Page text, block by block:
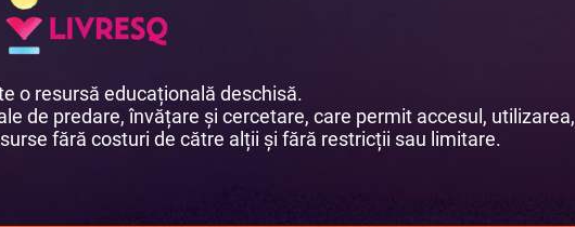
o resursă educațională deschisă.
de predare, învățare și cercetare, care permit accesul, utilizarea,
fără costuri de către alții și fără restricții sau limitare.